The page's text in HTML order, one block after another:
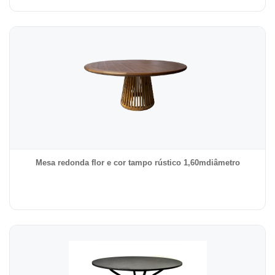
Mesa redonda flor e cor tampo rústico 1,60mdiâmetro